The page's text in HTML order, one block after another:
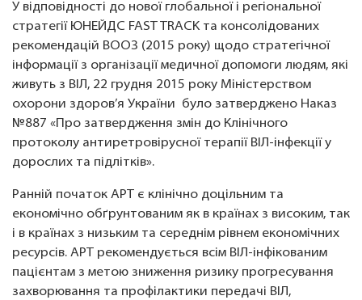
У відповідності до нової глобальної і регіональної
стратегії ЮНЕЙДС FAST TRACK та консолідованих
рекомендацій ВООЗ (2015 року) щодо стратегічної
інформації з організації медичної допомоги людям, які
живуть з ВІЛ, 22 грудня 2015 року Міністерством
охорони здоров’я України було затверджено Наказ
№887 «Про затвердження змін до Клінічного
протоколу антиретровірусної терапії ВІЛ-інфекції у
дорослих та підлітків».
Ранній початок АРТ є клінічно доцільним та
економічно обґрунтованим як в країнах з високим, так
і в країнах з низьким та середнім рівнем економічних
ресурсів. АРТ рекомендується всім ВІЛ-інфікованим
пацієнтам з метою зниження ризику прогресування
захворювання та профілактики передачі ВІЛ,